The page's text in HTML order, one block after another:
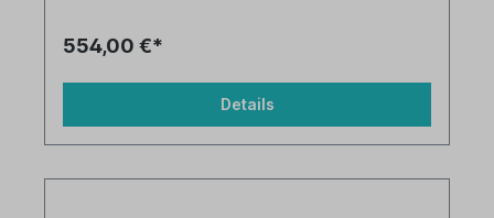
554,00 €*
Details